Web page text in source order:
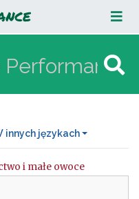
innych językach
i małe owoce